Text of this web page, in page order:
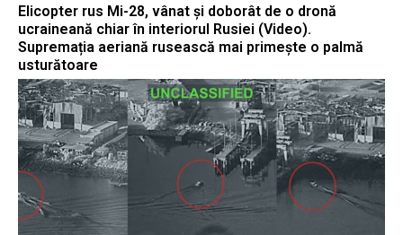
Elicopter rus Mi-28, vânat și doborât de o dronă
ucraineană chiar în interiorul Rusiei (Video).
Supremația aeriană rusească mai primește o palmă
usturătoare